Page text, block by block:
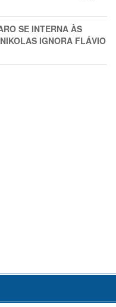
SE INTERNA ÀS
IGNORA FLÁVIO